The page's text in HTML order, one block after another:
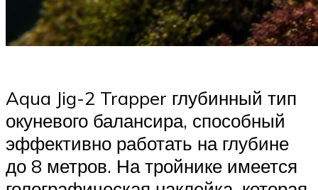
Aqua Jig-2 Trapper глубинный тип
окуневого балансира, способный
эффективно работать на глубине
до 8 метров. На тройнике имеется